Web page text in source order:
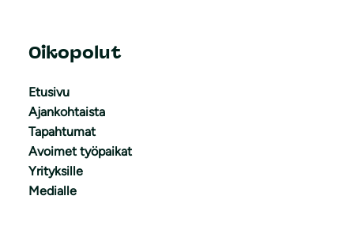
Oikopolut
Etusivu
Ajankohtaista
Tapahtumat
Avoimet työpaikat
Yrityksille
Medialle